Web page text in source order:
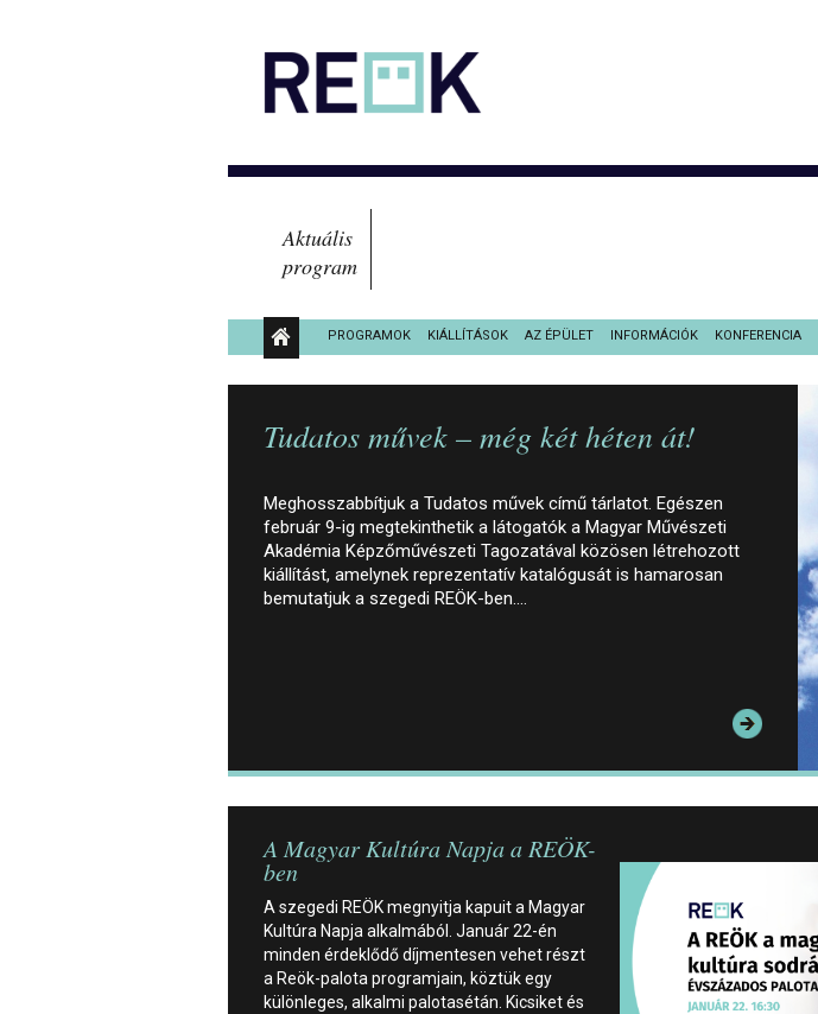
Aktuális
program
PROGRAMOK KIÁLLÍTÁSOK AZ ÉPÜLET INFORMÁCIÓK KONFERENCIA
KÖZÉRDEKŰ ADATOK
Tudatos művek – még két héten át!
Meghosszabbítjuk a Tudatos művek című tárlatot. Egészen
február 9-ig megtekinthetik a látogatók a Magyar Művészeti
Akadémia Képzőművészeti Tagozatával közösen létrehozott
kiállítást, amelynek reprezentatív katalógusát is hamarosan
bemutatjuk a szegedi REÖK-ben.…
A Magyar Kultúra Napja a REÖK-
ben
A szegedi REÖK megnyitja kapuit a Magyar
Kultúra Napja alkalmából. Január 22-én
minden érdeklődő díjmentesen vehet részt
a Reök-palota programjain, köztük egy
különleges, alkalmi palotasétán. Kicsiket és